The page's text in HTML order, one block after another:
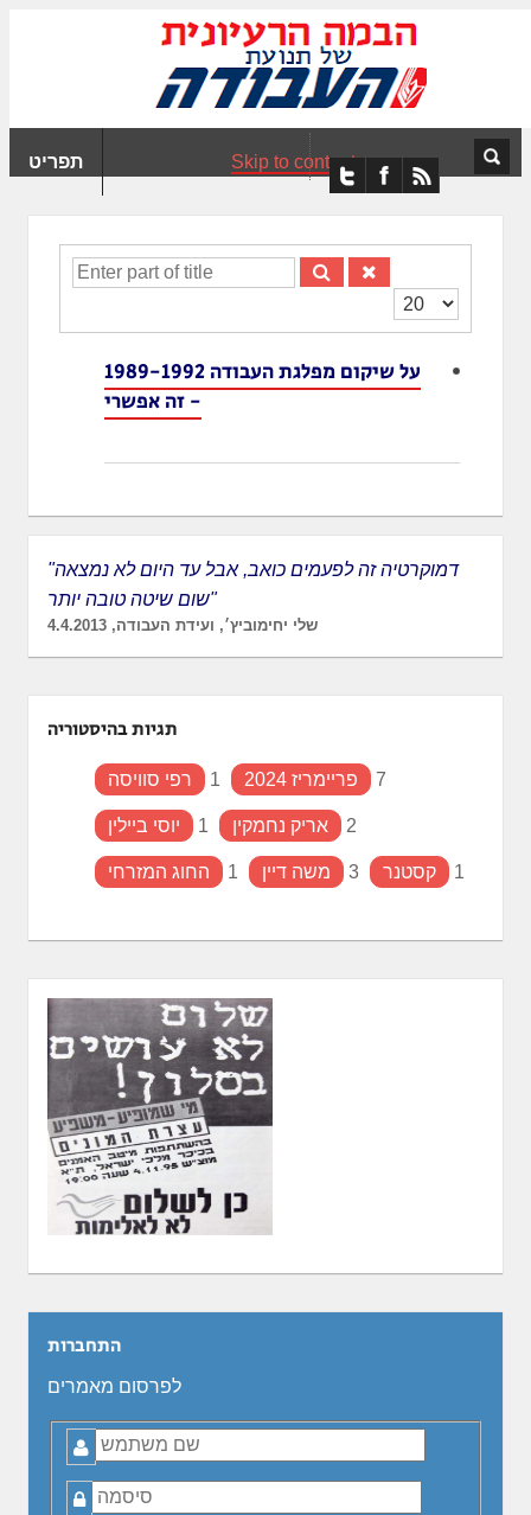
תפריט Skip to content
Enter
of
title
הצגת
#
על שיקום מפלגת העבודה 1989-1992
- זה אפשרי
"דמוקרטיה זה לפעמים כואב, אבל עד היום לא נמצאה
שום שיטה טובה יותר"
שלי יחימוביץ׳, ועידת העבודה, 4.4.2013
תגיות בהיסטוריה
רפי סוויסה 1 פריימריז 2024 7
יוסי ביילין 1 אריק נחמקין 2
החוג המזרחי 1 משה דיין 3 קסטנר 1
התחברות
לפרסום מאמרים
שם
משתמש
סיסמה